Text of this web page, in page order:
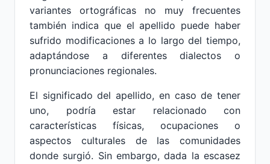
variantes ortográficas no muy frecuentes
también indica que el apellido puede haber
sufrido modificaciones a lo largo del tiempo,
adaptándose a diferentes dialectos o
pronunciaciones regionales.
El significado del apellido, en caso de tener
uno, podría estar relacionado con
características físicas, ocupaciones o
aspectos culturales de las comunidades
donde surgió. Sin embargo, dada la escasez